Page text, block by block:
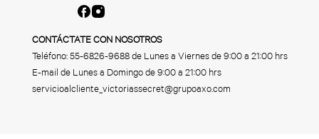
CONTÁCTATE CON NOSOTROS
Teléfono:55-6826-9688de Lunes a Viernes de 9:00 a 21:00 hrs
E-mail de Lunes a Domingo de 9:00 a 21:00 hrs
servicioalcliente_victoriassecret@grupoaxo.com